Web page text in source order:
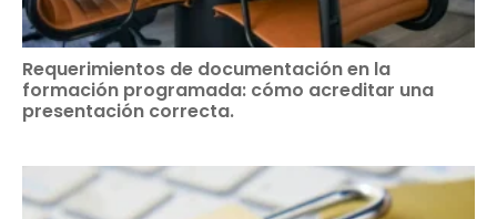
Requerimientos de documentación en la
formación programada: cómo acreditar una
presentación correcta.